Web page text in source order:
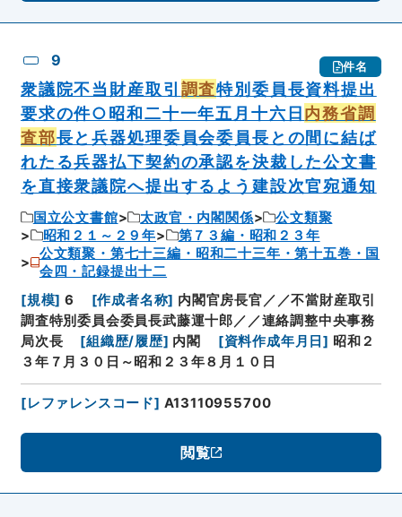
9 件名
衆議院不当財産取引 調査特別委員長資料提出
要求の件○昭和二十一年五月十六日内務省調
査部長と兵器処理委員会委員長との間に結ば
れたる兵器払下契約の承認を決裁した公文書
を直接衆議院へ提出するよう建設次官宛通知
国立公文書館 太政官・内閣関係
公文類聚
昭和２１～２９年
第７３編・昭和２３年
公文類聚・第七十三編・昭和二十三年・第十五巻・国
会四・記録提出十二
[規模] 6 [作成者名称] 内閣官房長官／／不當財産取引
調査特別委員会委員長武藤運十郎／／連絡調整中央事務
局次長
[組織歴/履歴] 内閣 [資料作成年月日] 昭和２
３年７月３０日～昭和２３年８月１０日
[レファレンスコード] A13110955700
閲覧